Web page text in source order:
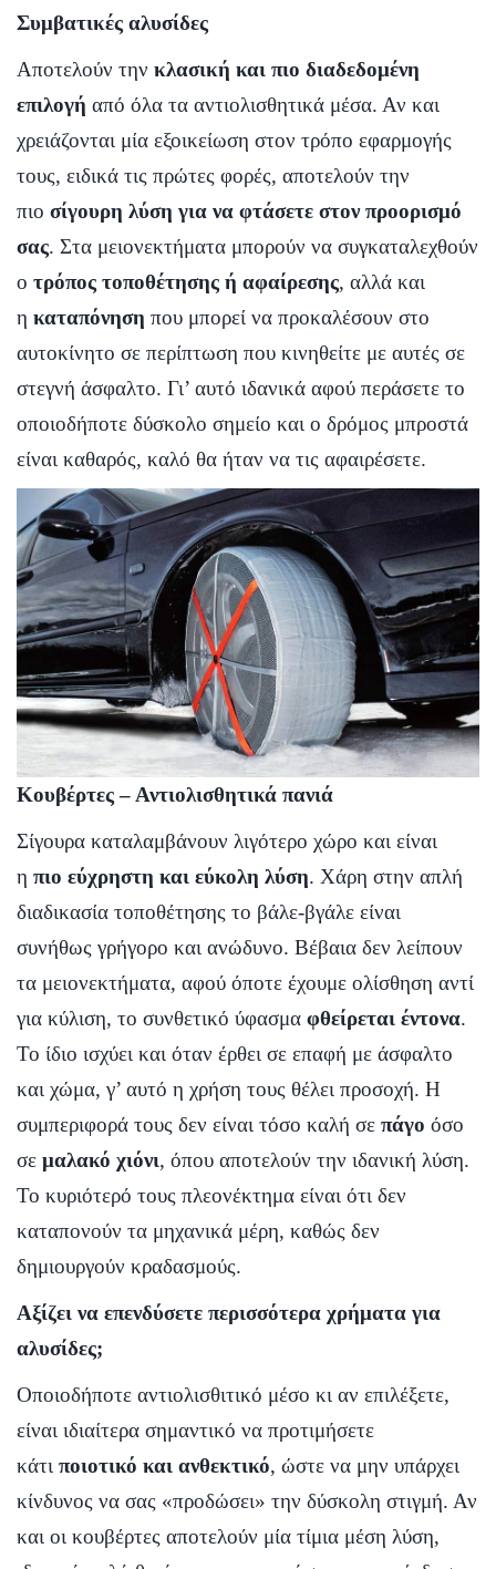
Συμβατικές αλυσίδες
Αποτελούν την κλασική και πιο διαδεδομένη
επιλογή από όλα τα αντιολισθητικά μέσα. Αν και
χρειάζονται μία εξοικείωση στον τρόπο εφαρμογής
τους, ειδικά τις πρώτες φορές, αποτελούν την
πιο σίγουρη λύση για να φτάσετε στον προορισμό
σας. Στα μειονεκτήματα μπορούν να συγκαταλεχθούν
ο τρόπος τοποθέτησης ή αφαίρεσης, αλλά και
η καταπόνηση που μπορεί να προκαλέσουν στο
αυτοκίνητο σε περίπτωση που κινηθείτε με αυτές σε
στεγνή άσφαλτο. Γι’ αυτό ιδανικά αφού περάσετε το
οποιοδήποτε δύσκολο σημείο και ο δρόμος μπροστά
είναι καθαρός, καλό θα ήταν να τις αφαιρέσετε.
Κουβέρτες – Αντιολισθητικά πανιά
Σίγουρα καταλαμβάνουν λιγότερο χώρο και είναι
η πιο εύχρηστη και εύκολη λύση. Χάρη στην απλή
διαδικασία τοποθέτησης το βάλε-βγάλε είναι
συνήθως γρήγορο και ανώδυνο. Βέβαια δεν λείπουν
τα μειονεκτήματα, αφού όποτε έχουμε ολίσθηση αντί
για κύλιση, το συνθετικό ύφασμα φθείρεται έντονα.
Το ίδιο ισχύει και όταν έρθει σε επαφή με άσφαλτο
και χώμα, γ’ αυτό η χρήση τους θέλει προσοχή. Η
συμπεριφορά τους δεν είναι τόσο καλή σε πάγο όσο
σε μαλακό χιόνι, όπου αποτελούν την ιδανική λύση.
Το κυριότερό τους πλεονέκτημα είναι ότι δεν
καταπονούν τα μηχανικά μέρη, καθώς δεν
δημιουργούν κραδασμούς.
Αξίζει να επενδύσετε περισσότερα χρήματα για
αλυσίδες;
Οποιοδήποτε αντιολισθιτικό μέσο κι αν επιλέξετε,
είναι ιδιαίτερα σημαντικό να προτιμήσετε
κάτι ποιοτικό και ανθεκτικό, ώστε να μην υπάρχει
κίνδυνος να σας «προδώσει» την δύσκολη στιγμή. Αν
και οι κουβέρτες αποτελούν μία τίμια μέση λύση,